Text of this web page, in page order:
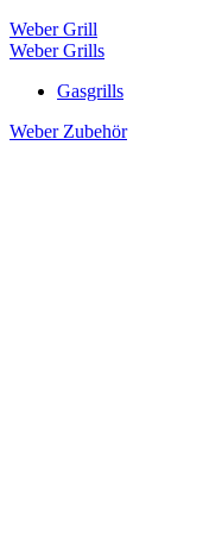
Weber Grill
Weber Grills
Gasgrills
Weber Zubehör